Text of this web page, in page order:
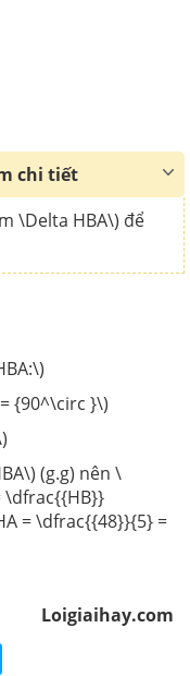
chi tiết
\Delta HBA\) để
{90^\circ }\)
(g.g) nên \
\dfrac{{HB}}
= \dfrac{{48}}{5} =
Loigiaihay.com